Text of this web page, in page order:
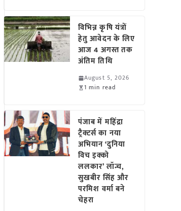
विभिन्न कृषि यंत्रों
हेतु आवेदन के लिए
आज 4 अगस्त तक
अंतिम तिथि
August 5, 2026
1 min read
पंजाब में महिंद्रा
ट्रैक्टर्स का नया
अभियान ‘दुनिया
विच इक्को
ललकार’ लॉन्च,
सुखबीर सिंह और
परमिश वर्मा बने
चेहरा